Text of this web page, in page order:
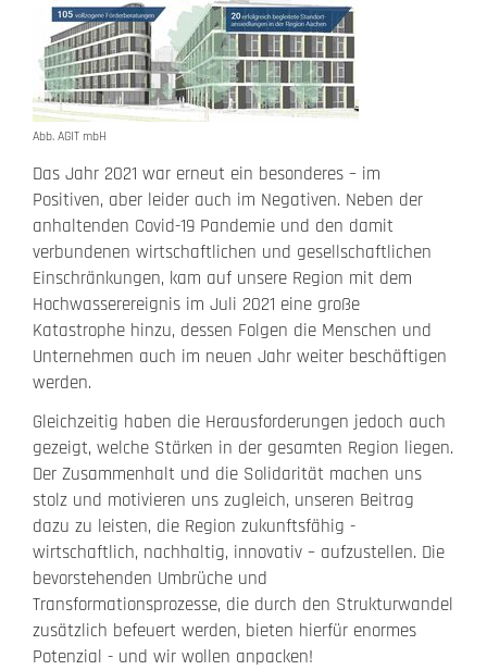
Abb. AGIT mbH
Das Jahr 2021 war erneut ein besonderes – im
Positiven, aber leider auch im Negativen. Neben der
anhaltenden Covid-19 Pandemie und den damit
verbundenen wirtschaftlichen und gesellschaftlichen
Einschränkungen, kam auf unsere Region mit dem
Hochwasserereignis im Juli 2021 eine große
Katastrophe hinzu, dessen Folgen die Menschen und
Unternehmen auch im neuen Jahr weiter beschäftigen
werden.
Gleichzeitig haben die Herausforderungen jedoch auch
gezeigt, welche Stärken in der gesamten Region liegen.
Der Zusammenhalt und die Solidarität machen uns
stolz und motivieren uns zugleich, unseren Beitrag
dazu zu leisten, die Region zukunftsfähig -
wirtschaftlich, nachhaltig, innovativ – aufzustellen. Die
bevorstehenden Umbrüche und
Transformationsprozesse, die durch den Strukturwandel
zusätzlich befeuert werden, bieten hierfür enormes
Potenzial - und wir wollen anpacken!